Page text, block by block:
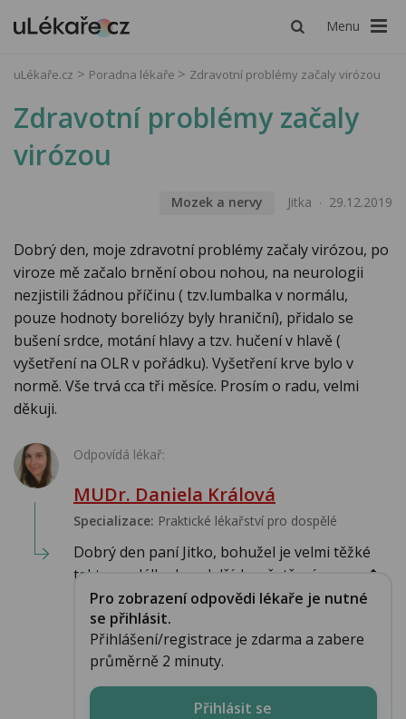
Menu
uLékaře.cz Poradna lékaře Zdravotní problémy začaly virózou
Zdravotní problémy začaly
virózou
Mozek a nervy Jitka 29.12.2019
Dobrý den, moje zdravotní problémy začaly virózou, po
viroze mě začalo brnění obou nohou, na neurologii
nezjistili žádnou příčinu ( tzv.lumbalka v normálu,
pouze hodnoty boreliózy byly hraniční), přidalo se
bušení srdce, motání hlavy a tzv. hučení v hlavě (
vyšetření na OLR v pořádku). Vyšetření krve bylo v
normě. Vše trvá cca tři měsíce. Prosím o radu, velmi
děkuji.
Odpovídá lékař:
MUDr. Daniela Králová
Specializace: Praktické lékařství pro dospělé
Dobrý den paní Jitko, bohužel je velmi těžké
takto na dálku bez dalších vyšetření,anamn�...
Pro zobrazení odpovědi lékaře je nutné
se přihlásit.
Přihlášení/registrace je zdarma a zabere
průměrně 2 minuty.
Přihlásit se